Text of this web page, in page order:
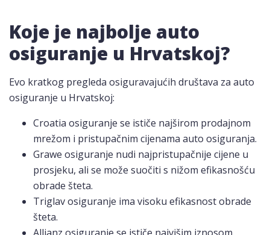
Koje je najbolje auto
osiguranje u Hrvatskoj?
Evo kratkog pregleda osiguravajućih društava za auto
osiguranje u Hrvatskoj:
Croatia osiguranje se ističe najširom prodajnom
mrežom i pristupačnim cijenama auto osiguranja.
Grawe osiguranje nudi najpristupačnije cijene u
prosjeku, ali se može suočiti s nižom efikasnošću
obrade šteta.
Triglav osiguranje ima visoku efikasnost obrade
šteta.